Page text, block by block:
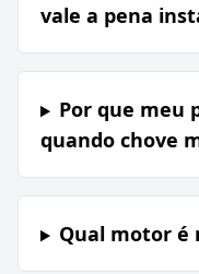
vale a pena
Por que meu
quando chove
Qual motor é